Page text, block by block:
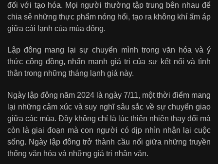
đối với tạo hóa. Mọi người thường tập trung bên nhau để
chia sẻ những thực phẩm nóng hổi, tạo ra không khí ấm áp
giữa cái lạnh của mùa đông.
Lập đông mang lại sự chuyển mình trong văn hóa và ý
thức cộng đồng, nhấn mạnh giá trị của sự kết nối và tình
thân trong những tháng lạnh giá này.
Ngày lập đông năm 2024 là ngày 7/11, một thời điểm mang
lại những cảm xúc và suy nghĩ sâu sắc về sự chuyển giao
giữa các mùa. Đây không chỉ là lúc thiên nhiên thay đổi mà
còn là giai đoạn mà con người có dịp nhìn nhận lại cuộc
sống. Ngày lập đông trở thành cầu nối giữa những truyền
thống văn hóa và những giá trị nhân văn.